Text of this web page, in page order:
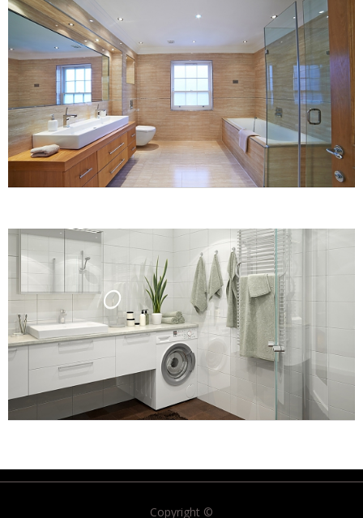
Copyright ©